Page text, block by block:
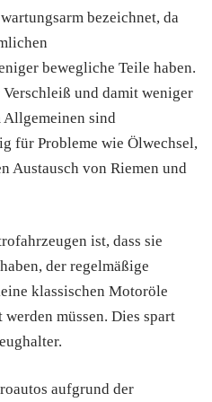
bezeichnet, da
bewegliche Teile haben.
und damit weniger
sind
für Probleme wie Ölwechsel,
Austausch von Riemen und
ist, dass sie
der regelmäßige
klassischen Motoröle
müssen. Dies spart
aufgrund der